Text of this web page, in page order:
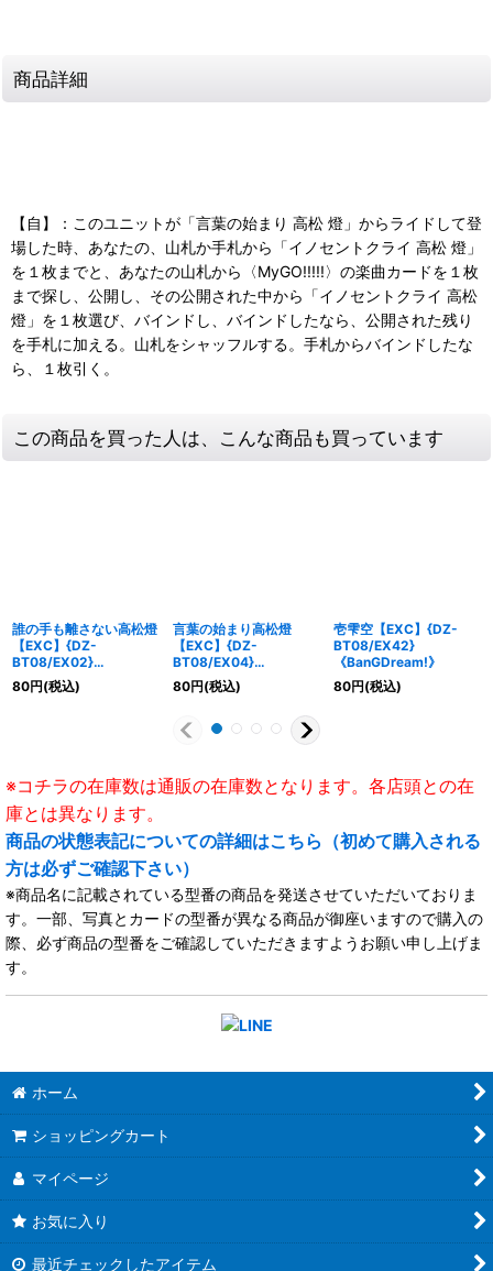
商品詳細
【自】：このユニットが「言葉の始まり 高松 燈」からライドして登
場した時、あなたの、山札か手札から「イノセントクライ 高松 燈」
を１枚までと、あなたの山札から〈MyGO!!!!!〉の楽曲カードを１枚
まで探し、公開し、その公開された中から「イノセントクライ 高松
燈」を１枚選び、バインドし、バインドしたなら、公開された残り
を手札に加える。山札をシャッフルする。手札からバインドしたな
ら、１枚引く。
この商品を買った人は、こんな商品も買っています
誰の手も離さない高松燈
【EXC】{DZ-
BT08/EX02}
《BanGDream!》
80円(税込)
言葉の始まり高松燈
【EXC】{DZ-
BT08/EX04}
《BanGDream!》
80円(税込)
壱雫空【EXC】{DZ-
BT08/EX42}
《BanGDream!》
80円(税込)
※コチラの在庫数は通販の在庫数となります。各店頭との在
庫とは異なります。
商品の状態表記についての詳細はこちら（初めて購入される
方は必ずご確認下さい）
※商品名に記載されている型番の商品を発送させていただいておりま
す。一部、写真とカードの型番が異なる商品が御座いますので購入の
際、必ず商品の型番をご確認していただきますようお願い申し上げま
す。
ホーム
ショッピングカート
マイページ
お気に入り
最近チェックしたアイテム